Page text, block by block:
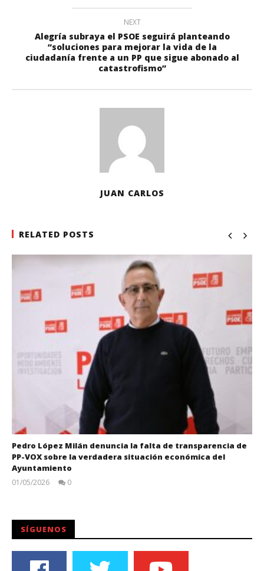
NEXT
Alegría subraya el PSOE seguirá planteando
“soluciones para mejorar la vida de la
ciudadanía frente a un PP que sigue abonado al
catastrofismo”
JUAN CARLOS
RELATED POSTS
Pedro López Milán denuncia la falta de transparencia de
PP-VOX sobre la verdadera situación económica del
Ayuntamiento
01/05/2026
0
SÍGUENOS